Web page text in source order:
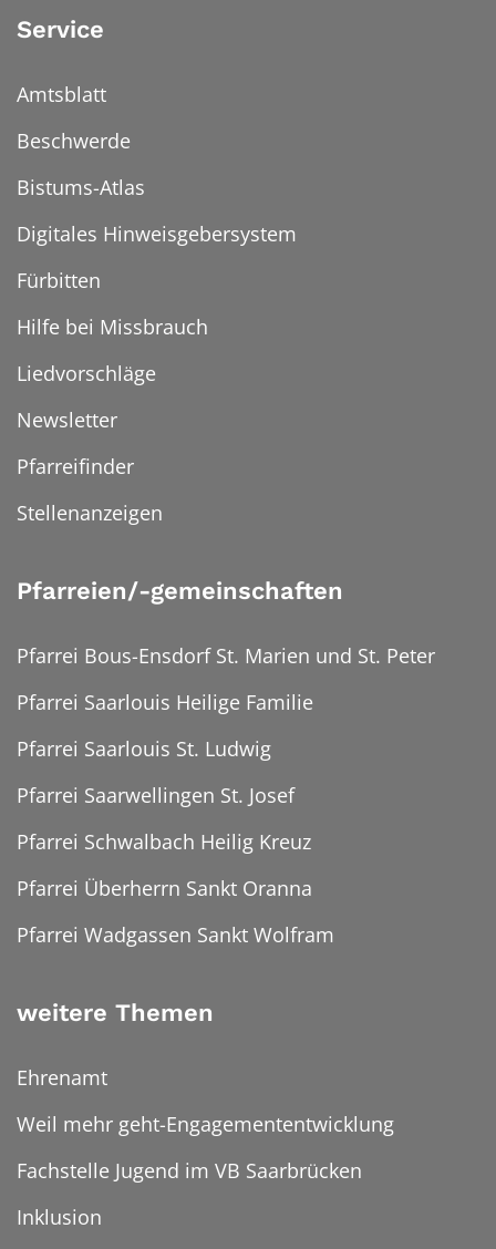
Service
Amtsblatt
Beschwerde
Bistums-Atlas
Digitales Hinweisgebersystem
Fürbitten
Hilfe bei Missbrauch
Liedvorschläge
Newsletter
Pfarreifinder
Stellenanzeigen
Pfarreien/-gemeinschaften
Pfarrei Bous-Ensdorf St. Marien und St. Peter
Pfarrei Saarlouis Heilige Familie
Pfarrei Saarlouis St. Ludwig
Pfarrei Saarwellingen St. Josef
Pfarrei Schwalbach Heilig Kreuz
Pfarrei Überherrn Sankt Oranna
Pfarrei Wadgassen Sankt Wolfram
weitere Themen
Ehrenamt
Weil mehr geht-Engagemententwicklung
Fachstelle Jugend im VB Saarbrücken
Inklusion